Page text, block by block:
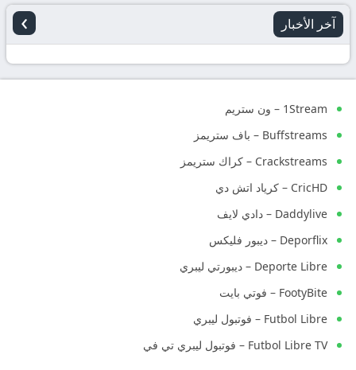
آخر الأخبار ›
1Stream – ون ستريم
Buffstreams – باف ستريمز
Crackstreams – كراك ستريمز
CricHD – كرياد اتش دي
Daddylive – دادي لايف
Deporflix – ديبور فليكس
Deporte Libre – ديبورتي ليبري
FootyBite – فوتي بايت
Futbol Libre – فوتبول ليبري
Futbol Libre TV – فوتبول ليبري تي في